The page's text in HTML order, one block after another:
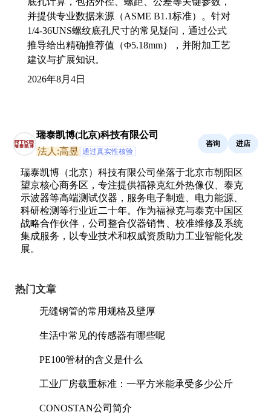
并提供专业数据来源（ASME B1.1标准）。针对
1/4-36UNS螺纹底孔尺寸的常见疑问，通过公式
推导给出精确推荐值（Φ5.18mm），并附加工艺
建议与扩展知识。
2026年8月4日
瑞泰凯博(北京)科技有限公司
法人:高昱 通过真实性核验
咨询 进店
瑞泰凯博（北京）科技有限公司坐落于北京市朝阳区
望京核心商务区，专注提供福禄克红外热像仪、泰克
示波器等高端测试仪器，服务电子制造、电力能源、
科研检测等行业近二十年。作为福禄克与泰克中国区
战略合作伙伴，公司整合仪器销售、校准维修及系统
集成服务，以专业技术和权威资质助力工业智能化发
展。
热门文章
无缝钢管的常用规格及壁厚
生活中常见的传感器有哪些呢
PE100管材的含义是什么
工业厂房载重标准：一平方米能承受多少公斤
CONOSTAN公司简介